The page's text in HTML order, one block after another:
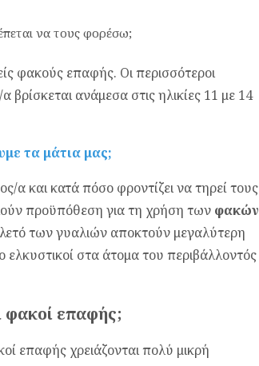
φακούς επαφής. Οι περισσότεροι
ανάμεσα στις ηλικίες 11 με 14
τα μάτια μας;
α και κατά πόσο φροντίζει να τηρεί τους
προϋπόθεση για τη χρήση των φακών
των γυαλιών αποκτούν μεγαλύτερη
στα άτομα του περιβάλλοντός
φακοί επαφής;
επαφής χρειάζονται πολύ μικρή